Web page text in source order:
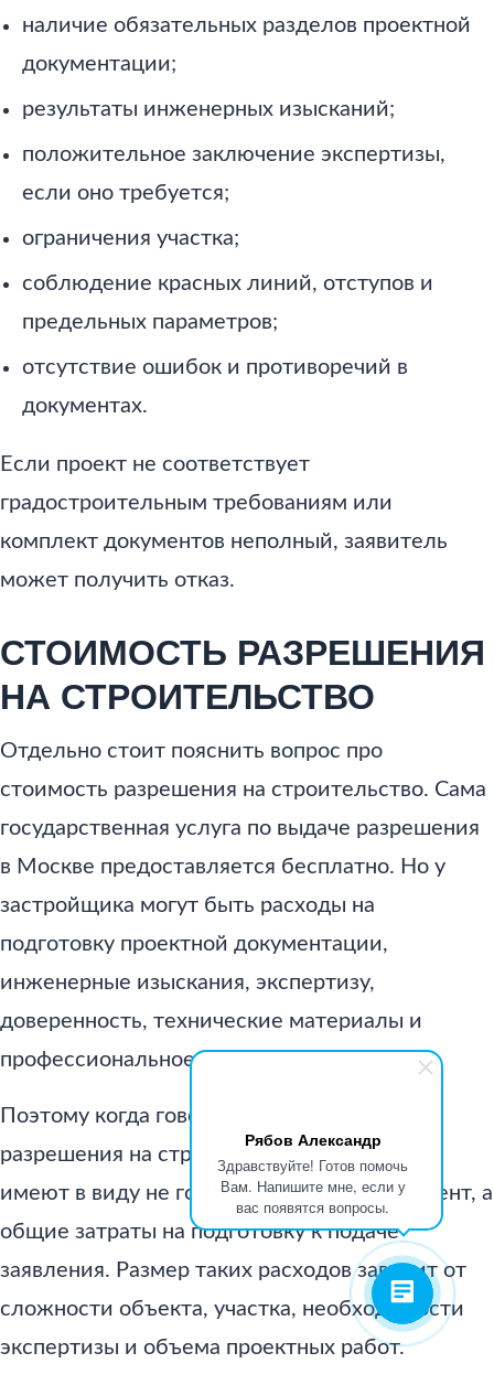
Рябов Александр
Здравствуйте! Готов помочь
Вам. Напишите мне, если у
вас появятся вопросы.
наличие обязательных разделов проектной
документации;
результаты инженерных изысканий;
положительное заключение экспертизы,
если оно требуется;
ограничения участка;
соблюдение красных линий, отступов и
предельных параметров;
отсутствие ошибок и противоречий в
документах.
Если проект не соответствует
градостроительным требованиям или
комплект документов неполный, заявитель
может получить отказ.
СТОИМОСТЬ РАЗРЕШЕНИЯ
НА СТРОИТЕЛЬСТВО
Отдельно стоит пояснить вопрос про
стоимость разрешения на строительство. Сама
государственная услуга по выдаче разрешения
в Москве предоставляется бесплатно. Но у
застройщика могут быть расходы на
подготовку проектной документации,
инженерные изыскания, экспертизу,
доверенность, технические материалы и
профессиональное сопровождение.
Поэтому когда говорят о стоимости
разрешения на строительство, чаще всего
имеют в виду не госпошлину за сам документ, а
общие затраты на подготовку к подаче
заявления. Размер таких расходов зависит от
сложности объекта, участка, необходимости
экспертизы и объема проектных работ.